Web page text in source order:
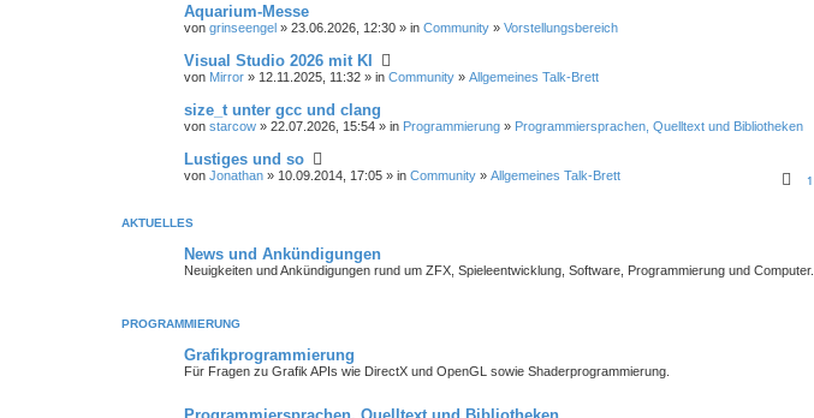
Aquarium-Messe
von grinseengel » 23.06.2026, 12:30 » in Community » Vorstellungsbereich
Visual Studio 2026 mit KI
von Mirror » 12.11.2025, 11:32 » in Community » Allgemeines Talk-Brett
size_t unter gcc und clang
von starcow » 22.07.2026, 15:54 » in Programmierung » Programmiersprachen, Quelltext und Bibliotheken
Lustiges und so
1
von Jonathan » 10.09.2014, 17:05 » in Community » Allgemeines Talk-Brett
AKTUELLES
News und Ankündigungen
Neuigkeiten und Ankündigungen rund um ZFX, Spieleentwicklung, Software, Programmierung und Computer.
PROGRAMMIERUNG
Grafikprogrammierung
Für Fragen zu Grafik APIs wie DirectX und OpenGL sowie Shaderprogrammierung.